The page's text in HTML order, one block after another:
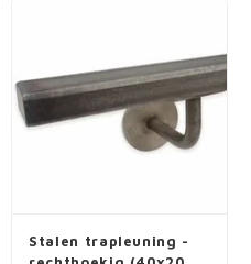
Stalen trapleuning -